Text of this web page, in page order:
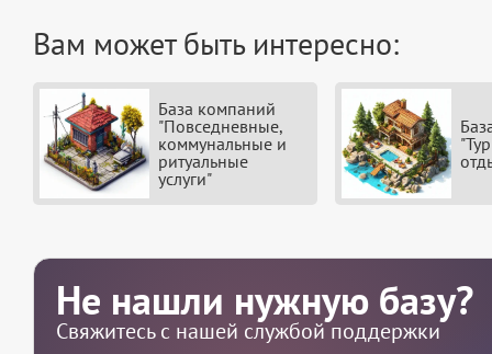
Вам может быть интересно:
База компаний
"Повседневные,
коммунальные и
ритуальные
услуги"
Не нашли нужную базу?
Свяжитесь с нашей службой поддержки